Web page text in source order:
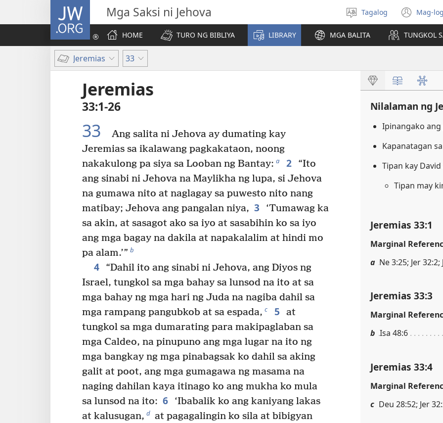
JW.ORG Mga Saksi ni Jehova
Pumili
ng
wika
Tagalog Mag-(may
na
HOME
TURO NG BIBLIYA LIBRARY MGA BALITA TUNGKOL
Jeremias 33
Jeremias
33:1-26
33
Ang salita ni Jehova ay dumating kay
Jeremias sa ikalawang pagkakataon, noong
nakakulong pa siya sa Looban ng Bantay: a 2
“Ito
ang sinabi ni Jehova na Maylikha ng lupa, si Jehova
na gumawa nito at naglagay sa puwesto nito nang
matibay; Jehova ang pangalan niya, 3
‘Tumawag ka
sa akin, at sasagot ako sa iyo at sasabihin ko sa iyo
ang mga bagay na dakila at napakalalim at hindi mo
pa alam.’” b
4
“Dahil ito ang sinabi ni Jehova, ang Diyos ng
Israel, tungkol sa mga bahay sa lunsod na ito at sa
mga bahay ng mga hari ng Juda na nagiba dahil sa
mga rampang pangubkob at sa espada, c 5
at
tungkol sa mga dumarating para makipaglaban sa
mga Caldeo, na pinupuno ang mga lugar na ito ng
mga bangkay ng mga pinabagsak ko dahil sa aking
galit at poot, ang mga gumagawa ng masama na
naging dahilan kaya itinago ko ang mukha ko mula
sa lunsod na ito: 6
‘Ibabalik ko ang kaniyang lakas
at kalusugan, d at pagagalingin ko sila at bibigyan
Nilalaman ng
Ipinangako
Kapanatagan
Tipan kay
Tipan may
Jeremias 33:1
Marginal
a Ne 3:25; Jer
Jeremias 33:3
Marginal
b Isa 48:6
Jeremias 33:4
Marginal
c Deu 28:52; Jer